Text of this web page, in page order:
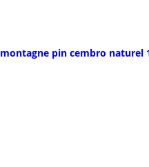
pin cembro naturel